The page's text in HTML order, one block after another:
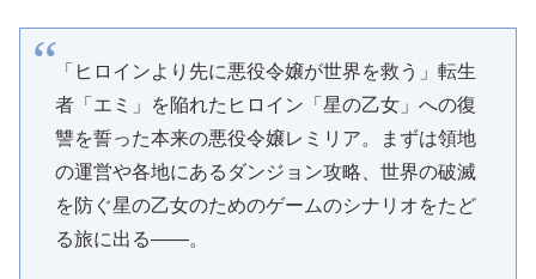
「ヒロインより先に悪役令嬢が世界を救う」転生
者「エミ」を陥れたヒロイン「星の乙女」への復
讐を誓った本来の悪役令嬢レミリア。まずは領地
の運営や各地にあるダンジョン攻略、世界の破滅
を防ぐ星の乙女のためのゲームのシナリオをたど
る旅に出る――。